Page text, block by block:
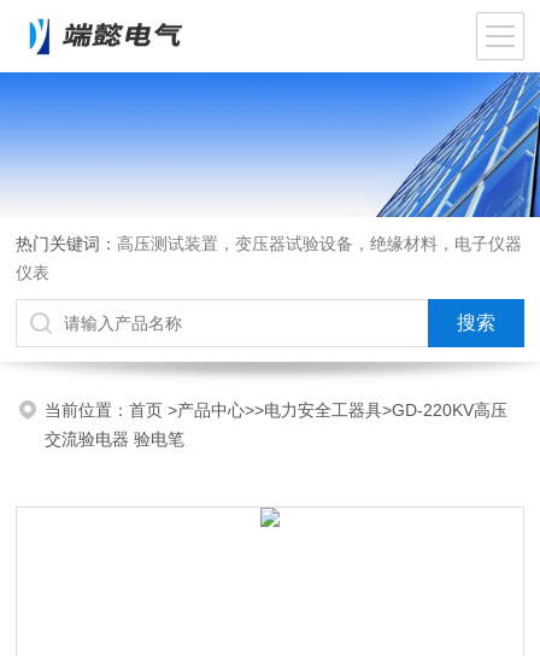
热门关键词： 高压测试装置，变压器试验设备，绝缘材料，电子仪器
仪表
当前位置：首页>产品中心>>电力安全工器具>GD-220KV高压
交流验电器 验电笔